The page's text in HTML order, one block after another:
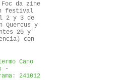
da zine
festival
2 y 3 de
Quercus y
20 y
con
Cano
-
241012